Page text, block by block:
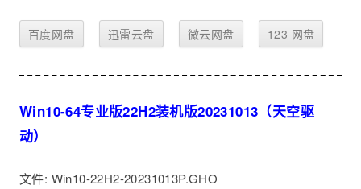
百度网盘 迅雷云盘 微云网盘 123 网盘
Win10-64专业版22H2装机版20231013（天空驱
动）
文件: Win10-22H2-20231013P.GHO